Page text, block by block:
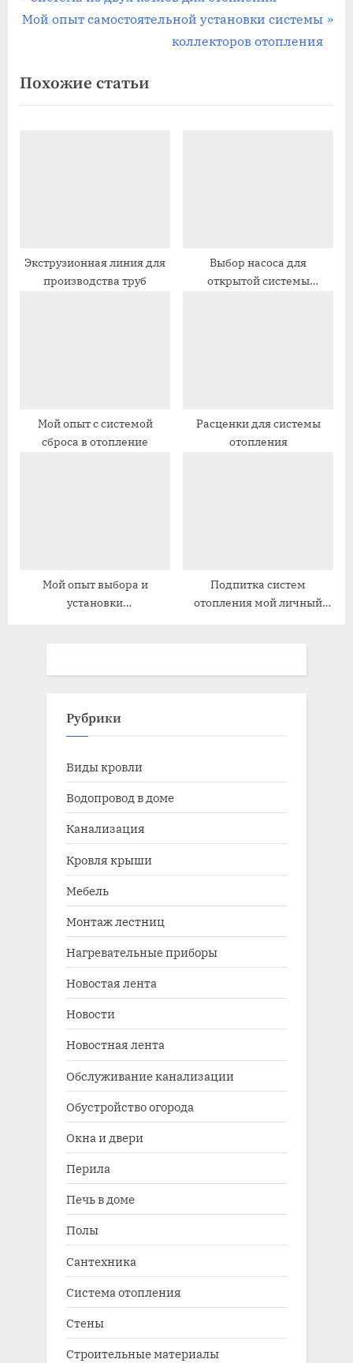
р
ы
д
п
С
д
у
п
Мой опыт самостоятельной установки системы
коллекторов отопления
Похожие статьи
Экструзионная линия для
производства труб
Выбор насоса для
открытой системы
Мой опыт с системой
сброса в отопление
Расценки для системы
отопления
Мой опыт выбора и
установки
Подпитка систем
отопления мой личный
Рубрики
Виды кровли
Водопровод в доме
Канализация
Кровля крыши
Мебель
Монтаж лестниц
Нагревательные приборы
Новостая лента
Новости
Новостная лента
Обслуживание канализации
Обустройство огорода
Окна и двери
Перила
Печь в доме
Полы
Сантехника
Система отопления
Стены
Строительные материалы